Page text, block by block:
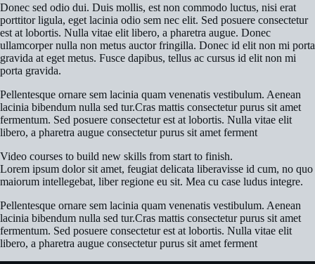
Donec sed odio dui. Duis mollis, est non commodo luctus, nisi erat
porttitor ligula, eget lacinia odio sem nec elit. Sed posuere consectetur
est at lobortis. Nulla vitae elit libero, a pharetra augue. Donec
ullamcorper nulla non metus auctor fringilla. Donec id elit non mi porta
gravida at eget metus. Fusce dapibus, tellus ac cursus id elit non mi
porta gravida.
Pellentesque ornare sem lacinia quam venenatis vestibulum. Aenean
lacinia bibendum nulla sed tur.Cras mattis consectetur purus sit amet
fermentum. Sed posuere consectetur est at lobortis. Nulla vitae elit
libero, a pharetra augue consectetur purus sit amet ferment
Video courses to build new skills from start to finish.
Lorem ipsum dolor sit amet, feugiat delicata liberavisse id cum, no quo
maiorum intellegebat, liber regione eu sit. Mea cu case ludus integre.
Pellentesque ornare sem lacinia quam venenatis vestibulum. Aenean
lacinia bibendum nulla sed tur.Cras mattis consectetur purus sit amet
fermentum. Sed posuere consectetur est at lobortis. Nulla vitae elit
libero, a pharetra augue consectetur purus sit amet ferment